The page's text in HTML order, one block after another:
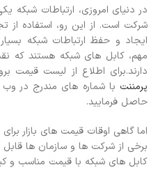
در دنیای امروزی، ارتباطات شبکه
شرکت است. از این رو، استفاده از
ایجاد و حفظ ارتباطات شبکه
مهم، کابل های شبکه هستند که
دارند.برای اطلاع از لیست قیمت
پرمننت با شماره های مندرج در
حاصل فرمایید.
اما گاهی اوقات قیمت های بازار
برخی از شرکت ها و سازمان ها
کابل های شبکه با قیمت مناسب و